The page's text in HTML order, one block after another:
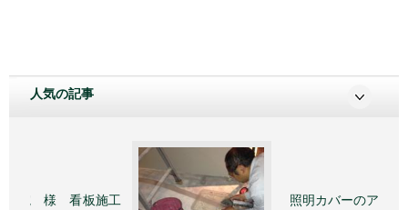
人気の記事
照明カバーのアクリル板